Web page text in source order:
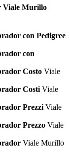
Viale Murillo
con Pedigree
con
Costo Viale
CostiViale
PrezziViale
Prezzo Viale
Viale Murillo